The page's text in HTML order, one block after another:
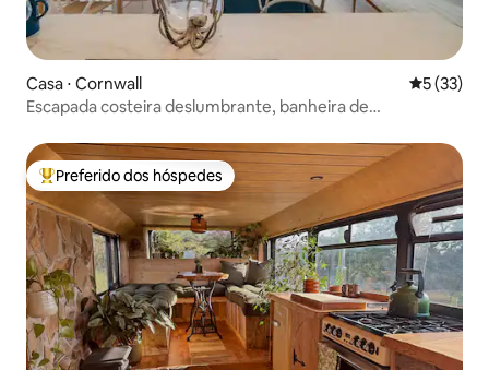
Casa ⋅ Cornwall 5 de uma
5 (33)
Escapada costeira deslumbrante, banheira de
Entre os melhores preferidos dos hóspedes
Preferido dos hóspedes